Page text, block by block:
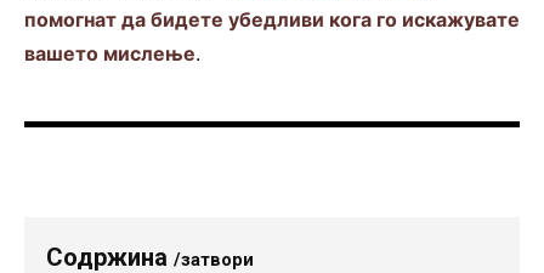
помогнат да бидете убедливи кога го искажувате
вашето мислење.
Содржина /затвори